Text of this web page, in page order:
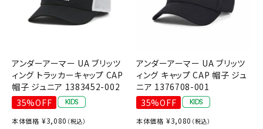
アンダーアーマー UA ブリッツ
ィング トラッカーキャップ CAP
帽子 ジュニア 1383452-002
35%OFF
本体価格 ¥3,080 （税込）
アンダーアーマー UA ブリッツ
ィング キャップ CAP 帽子 ジュ
ニア 1376708-001
35%OFF
本体価格 ¥3,080 （税込）